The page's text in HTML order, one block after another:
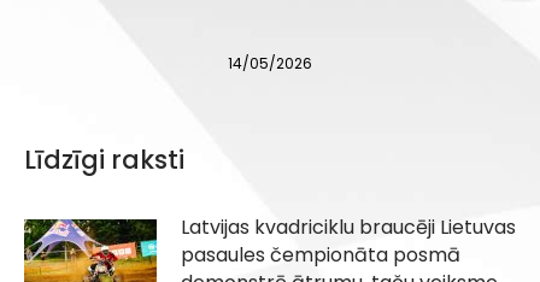
14/05/2026
Līdzīgi raksti
Latvijas kvadriciklu braucēji Lietuvas
pasaules čempionāta posmā